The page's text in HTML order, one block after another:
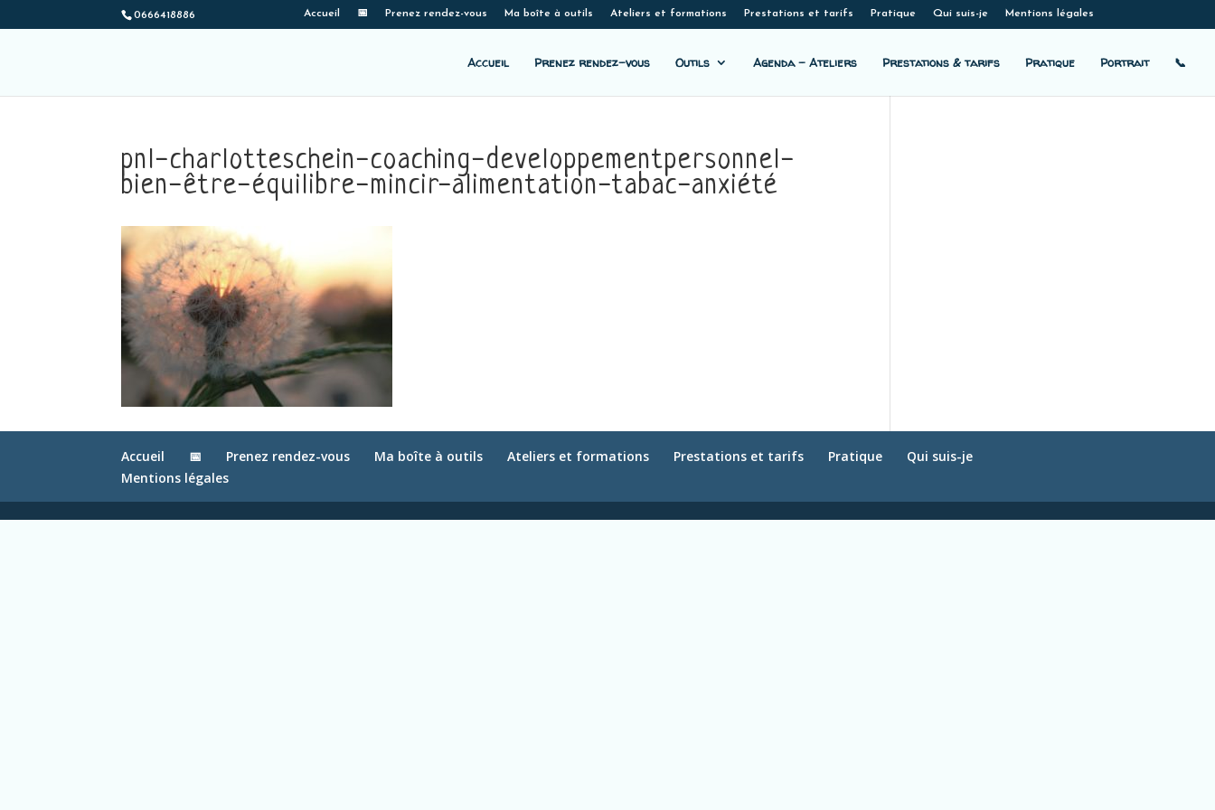
0666418886 Accueil 📅 Prenez rendez-vous Ma boîte à outils Ateliers et formations Prestations et tarifs Pratique Qui suis-je Mentions légales
Accueil Prenez rendez-vous Outils Agenda – Ateliers Prestations & tarifs Pratique Portrait 📞
pnl-charlotteschein-coaching-developpementpersonnel-
bien-être-équilibre-mincir-alimentation-tabac-anxiété
Accueil 📅 Prenez rendez-vous Ma boîte à outils Ateliers et formations Prestations et tarifs Pratique
Qui suis-je
Mentions légales